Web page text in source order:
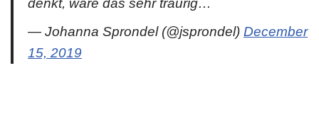
denkt, wäre das sehr traurig…
— Johanna Sprondel (@jsprondel) December
15, 2019